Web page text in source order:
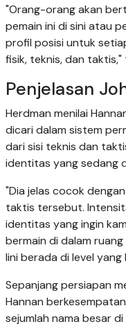
"Orang-orang akan
pemain ini di sini atau
profil posisi untuk
fisik, teknis, dan
Penjelasan
Herdman menilai
dicari dalam sistem
dari sisi teknis dan
identitas yang sedang
"Dia jelas cocok
taktis tersebut.
identitas yang ingin
bermain di dalam
lini berada di level yang
Sepanjang persiapan
Hannan
sejumlah nama besar